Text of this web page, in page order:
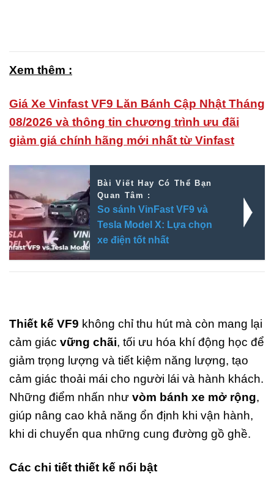
Xem thêm :
Giá Xe Vinfast VF9 Lăn Bánh Cập Nhật Tháng
08/2026 và thông tin chương trình ưu đãi
giảm giá chính hãng mới nhất từ Vinfast
Bài Viết Hay Có Thể Bạn
Quan Tâm :
So sánh VinFast VF9 và
Tesla Model X: Lựa chọn
xe điện tốt nhất
Thiết kế VF9 không chỉ thu hút mà còn mang lại
cảm giác vững chãi, tối ưu hóa khí động học để
giảm trọng lượng và tiết kiệm năng lượng, tạo
cảm giác thoải mái cho người lái và hành khách.
Những điểm nhấn như vòm bánh xe mở rộng,
giúp nâng cao khả năng ổn định khi vận hành,
khi di chuyển qua những cung đường gồ ghề.
Các chi tiết thiết kế nổi bật